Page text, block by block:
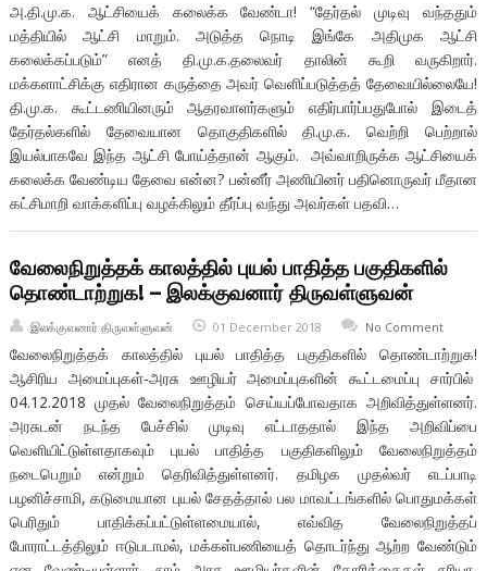
அ.தி.மு.க. ஆட்சியைக் கலைக்க வேண்டா! “தேர்தல் முடிவு வந்ததும்
மத்தியில் ஆட்சி மாறும். அடுத்த நொடி இங்கே அதிமுக ஆட்சி
கலைக்கப்படும்” எனத் தி.மு.க.தலைவர் தாலின் கூறி வருகிறார்.
மக்களாட்சிக்கு எதிரான கருத்தை அவர் வெளிப்படுத்தத் தேவையில்லையே!
தி.மு.க. கூட்டணியினரும் ஆதரவாளர்களும் எதிர்பார்ப்பதுபோல் இடைத்
தேர்தல்களில் தேவையான தொகுதிகளில் தி.மு.க. வெற்றி பெற்றால்
இயல்பாகவே இந்த ஆட்சி போய்த்தான் ஆகும். அவ்வாறிருக்க ஆட்சியைக்
கலைக்க வேண்டிய தேவை என்ன? பன்னீர் அணியினர் பதினொருவர் மீதான
கட்சிமாறி வாக்களிப்பு வழக்கிலும் தீர்ப்பு வந்து அவர்கள் பதவி…
வேலைநிறுத்தக் காலத்தில் புயல் பாதித்த பகுதிகளில்
தொண்டாற்றுக! – இலக்குவனார் திருவள்ளுவன்
இலக்குவனார் திருவள்ளுவன் 01 December 2018 No Comment
வேலைநிறுத்தக் காலத்தில் புயல் பாதித்த பகுதிகளில் தொண்டாற்றுக!
ஆசிரிய அமைப்புகள்-அரசு ஊழியர் அமைப்புகளின் கூட்டமைப்பு சார்பில்
04.12.2018 முதல் வேலைநிறுத்தம் செய்யப்போவதாக அறிவித்துள்ளனர்.
அரசுடன் நடந்த பேச்சில் முடிவு எட்டாததால் இந்த அறிவிப்பை
வெளியிட்டுள்ளதாகவும் புயல் பாதித்த பகுதிகளிலும் வேலைநிறுத்தம்
நடைபெறும் என்றும் தெரிவித்துள்ளனர். தமிழக முதல்வர் எடப்பாடி
பழனிச்சாமி, கடுமையான புயல் சேதத்தால் பல மாவட்டங்களில் பொதுமக்கள்
பெரிதும் பாதிக்கப்பட்டுள்ளமையால், எவ்வித வேலைநிறுத்தப்
போராட்டத்திலும் ஈடுபடாமல், மக்கள்பணியைத் தொடர்ந்து ஆற்ற வேண்டும்